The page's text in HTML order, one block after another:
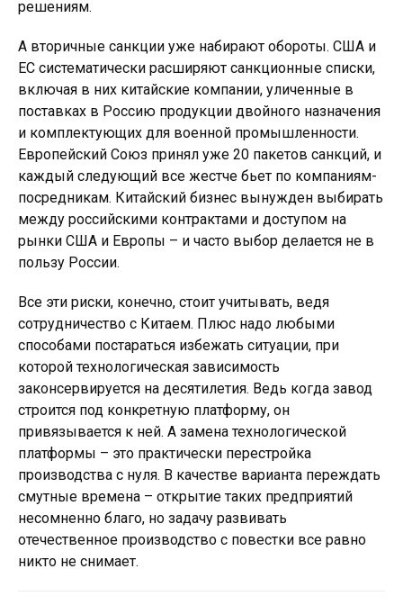
решениям.
А вторичные санкции уже набирают обороты. США и
ЕС систематически расширяют санкционные списки,
включая в них китайские компании, уличенные в
поставках в Россию продукции двойного назначения
и комплектующих для военной промышленности.
Европейский Союз принял уже 20 пакетов санкций, и
каждый следующий все жестче бьет по компаниям-
посредникам. Китайский бизнес вынужден выбирать
между российскими контрактами и доступом на
рынки США и Европы – и часто выбор делается не в
пользу России.
Все эти риски, конечно, стоит учитывать, ведя
сотрудничество с Китаем. Плюс надо любыми
способами постараться избежать ситуации, при
которой технологическая зависимость
законсервируется на десятилетия. Ведь когда завод
строится под конкретную платформу, он
привязывается к ней. А замена технологической
платформы – это практически перестройка
производства с нуля. В качестве варианта переждать
смутные времена – открытие таких предприятий
несомненно благо, но задачу развивать
отечественное производство с повестки все равно
никто не снимает.